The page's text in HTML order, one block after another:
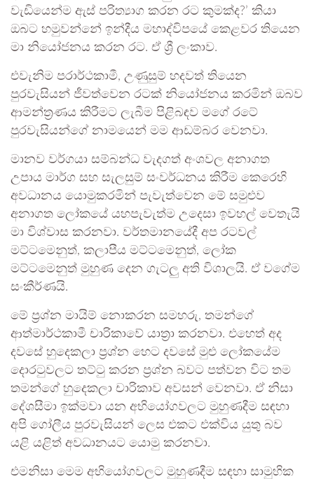
වැඩියෙන්ම ඇස් පරිත්‍යාග කරන රට කුමක්ද?’ කියා
ඔබට හමුවන්නේ ඉන්දීය මහාද්විපයේ කෙළවර තියෙන
මා නියෝජනය කරන රට. ඒ ශ්‍රී ලංකාව.
එවැනිම පරාර්ථකාමී, උණුසුම් හදවත් තියෙන
පුරවැසියන් ජීවත්වෙන රටක් නියෝජනය කරමින් ඔබව
ආමන්ත්‍රණය කිරීමට ලැබීම පිළිබඳව මගේ රටේ
පුරවැසියන්ගේ නාමයෙන් මම ආඩම්බර වෙනවා.
මානව වර්ගයා සම්බන්ධ වැදගත් අංශවල අනාගත
උපාය මාර්ග සහ සැලසුම් සංවර්ධනය කිරීම කෙරෙහි
අවධානය යොමුකරමින් පැවැත්වෙන මේ සමුළුව
අනාගත ලෝකයේ යහපැවැත්ම උදෙසා ඉවහල් වෙතැයි
මා විශ්වාස කරනවා. වර්තමානයේදී අප රටවල්
මට්ටමෙනුත්, කලාපීය මට්ටමෙනුත්, ලෝක
මට්ටමෙනුත් මුහුණ දෙන ගැටලු අති විශාලයි. ඒ වගේම
සංකීර්ණයි.
මේ ප්‍රශ්න මායිම් නොකරන සමහරු, තමන්ගේ
ආත්මාර්ථකාමී චාරිකාවේ යාත්‍රා කරනවා. එහෙත් අද
දවසේ හුදෙකලා ප්‍රශ්න හෙට දවසේ මුළු ලෝකයේම
දොරටුවලට තට්ටු කරන ප්‍රශ්න බවට පත්වන විට තම
තමන්ගේ හුදෙකලා චාරිකාව අවසන් වෙනවා. ඒ නිසා
දේශසීමා ඉක්මවා යන අභියෝගවලට මුහුණදීම සඳහා
අපි ගෝලීය පුරවැසියන් ලෙස එකට එක්විය යුතු බව
යළි යළිත් අවධානයට යොමු කරනවා.
එමනිසා මෙම අභියෝගවලට මුහුණදීම සඳහා සාමුහික